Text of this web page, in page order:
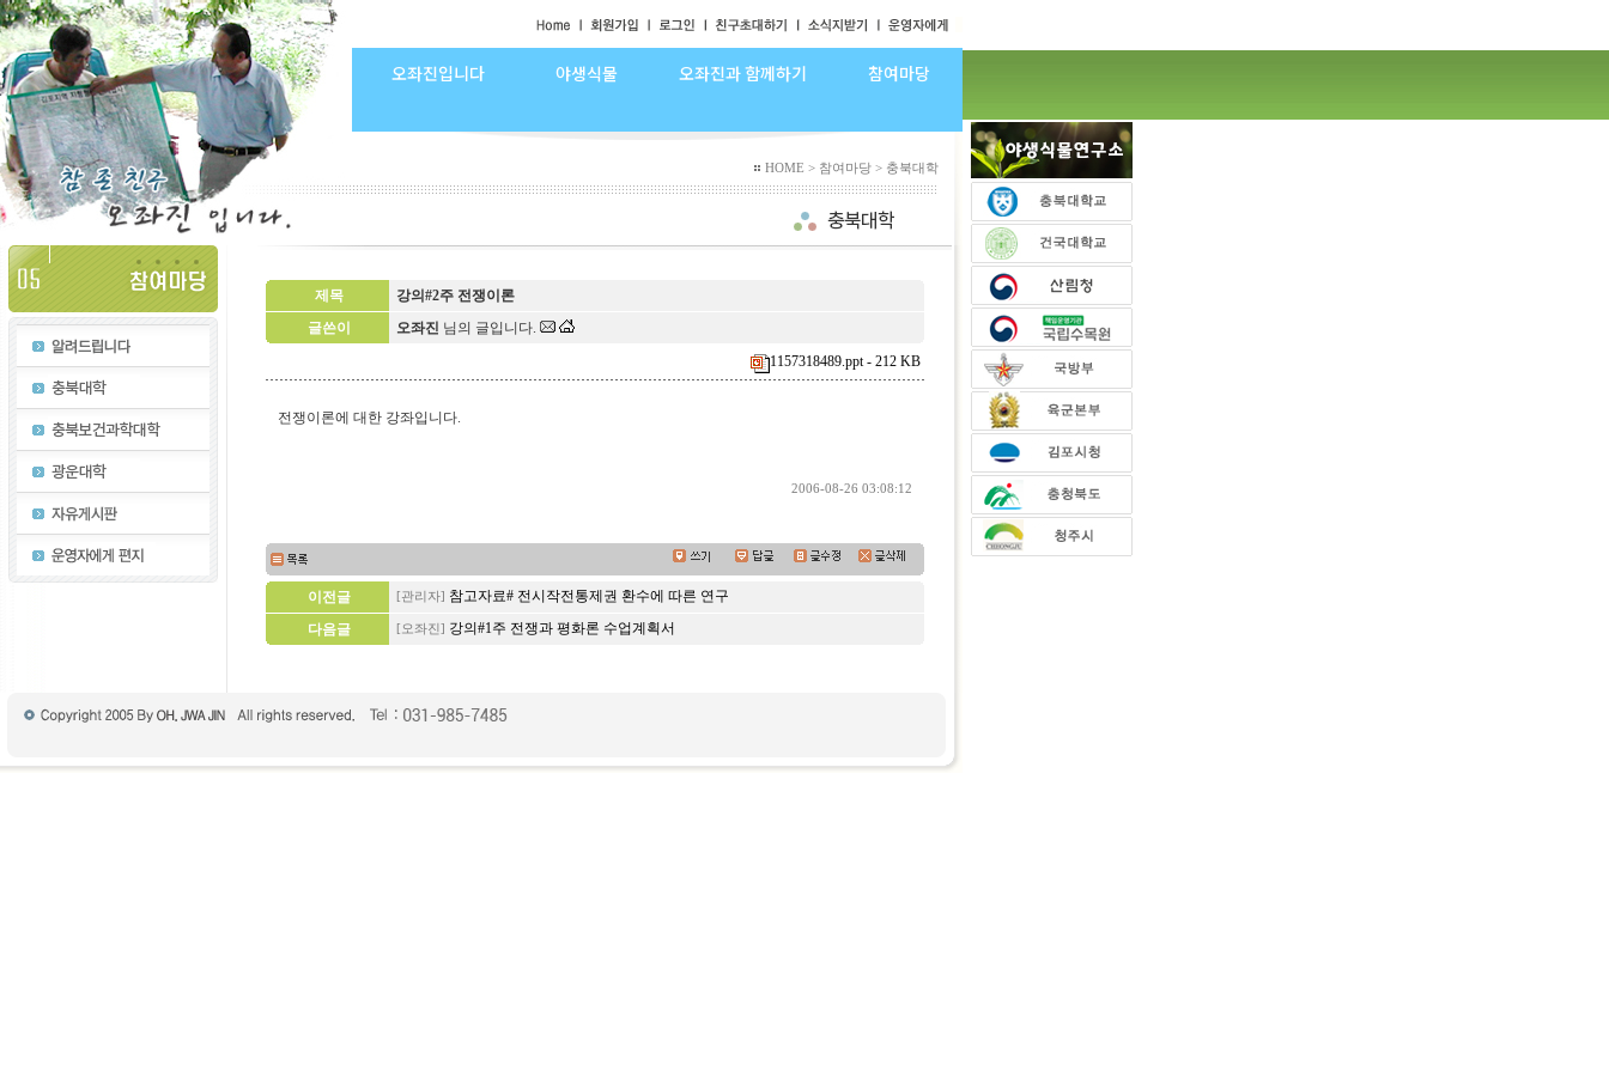
오좌진입니다 야생식물 오좌진과 함께하기 참여마당
HOME > 참여마당 > 충북대학
제목
강의#2주 전쟁이론
글쓴이
오좌진 님의 글입니다.
1157318489.ppt - 212 KB
전쟁이론에 대한 강좌입니다.
2006-08-26 03:08:12
이전글 [관리자] 참고자료# 전시작전통제권 환수에 따른 연구
다음글
[오좌진] 강의#1주 전쟁과 평화론 수업계획서